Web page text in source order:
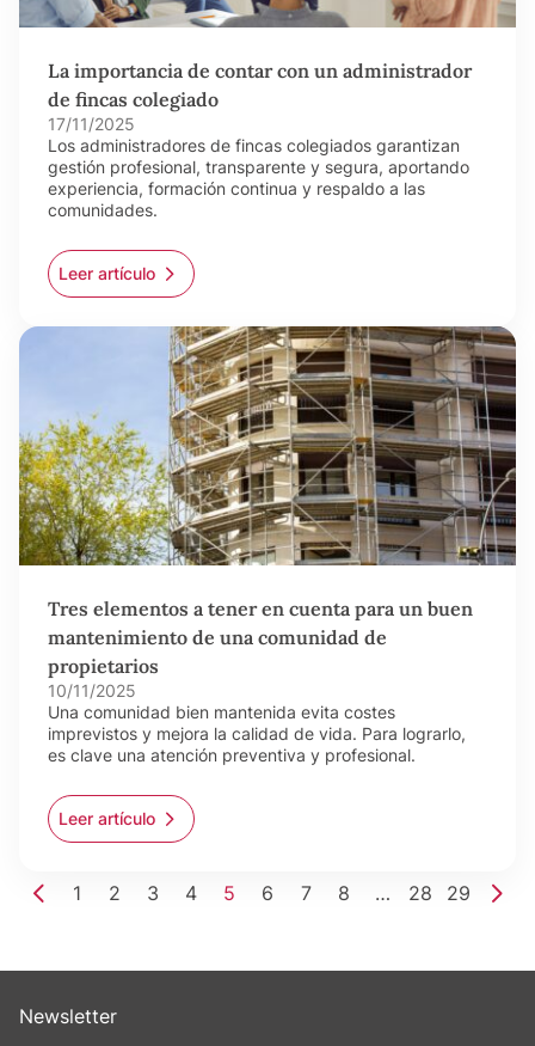
La importancia de contar con un administrador
de fincas colegiado
17/11/2025
Los administradores de fincas colegiados garantizan
gestión profesional, transparente y segura, aportando
experiencia, formación continua y respaldo a las
comunidades.
Leer artículo
Tres elementos a tener en cuenta para un buen
mantenimiento de una comunidad de
propietarios
10/11/2025
Una comunidad bien mantenida evita costes
imprevistos y mejora la calidad de vida. Para lograrlo,
es clave una atención preventiva y profesional.
Leer artículo
1 2 3 4 5 6 7 8 … 28 29
Newsletter